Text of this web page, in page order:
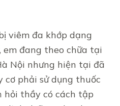
viêm đa khớp dạng
em đang theo chữa tại
Nội nhưng hiện tại đã
cơ phải sử dụng thuốc
hỏi thầy có cách tập